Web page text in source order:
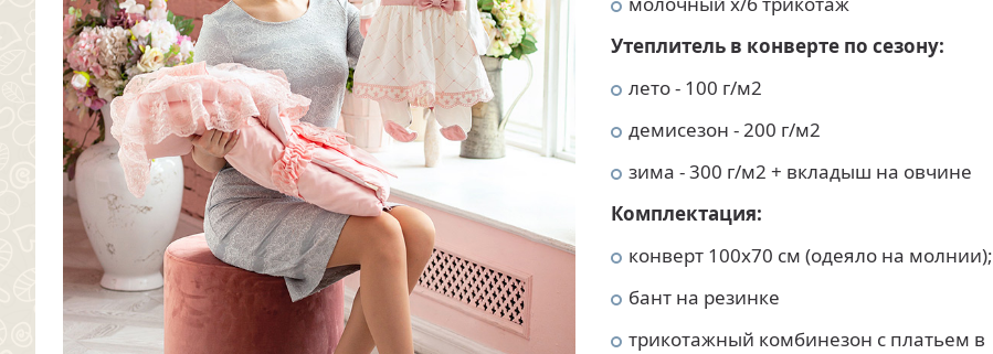
Утеплитель в конверте по сезону:
лето - 100 г/м2
демисезон - 200 г/м2
зима - 300 г/м2 + вкладыш на овчине
Комплектация:
конверт 100х70 см (одеяло на молнии);
бант на резинке
трикотажный комбинезон с платьем в